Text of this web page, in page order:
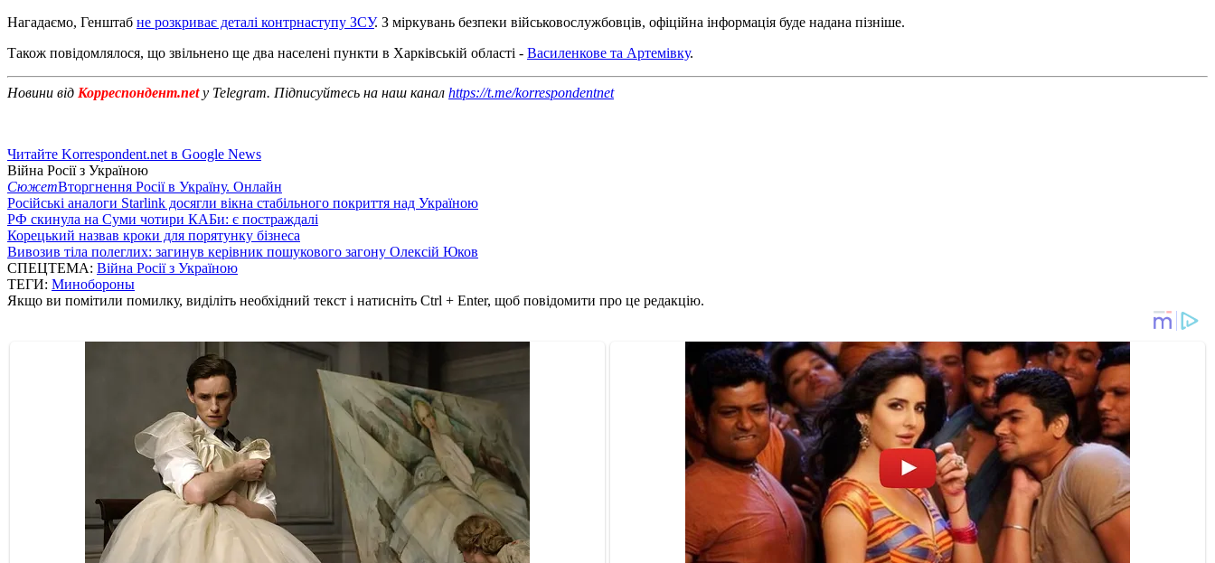
Нагадаємо, Генштаб не розкриває деталі контрнаступу ЗСУ. З міркувань безпеки військовослужбовців, офіційна інформація буде надана пізніше.
Також повідомлялося, що звільнено ще два населені пункти в Харківській області - Василенкове та Артемівку.
Новини від Корреспондент.netу Telegram. Підписуйтесь на наш канал https://t.me/korrespondentnet
Читайте Korrespondent.net в Google News
Війна Росії з Україною
СюжетВторгнення Росії в Україну. Онлайн
Російські аналоги Starlink досягли вікна стабільного покриття над Україною
РФ скинула на Суми чотири КАБи: є постраждалі
Корецький назвав кроки для порятунку бізнеса
Вивозив тіла полеглих: загинув керівник пошукового загону Олексій Юков
СПЕЦТЕМА: Війна Росії з Україною
ТЕГИ: Минобороны
Якщо ви помітили помилку, виділіть необхідний текст і натисніть Ctrl + Enter, щоб повідомити про це редакцію.